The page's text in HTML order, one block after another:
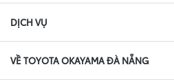
DỊCH VỤ
VỀ TOYOTA OKAYAMA ĐÀ NẴNG